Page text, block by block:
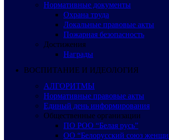
Нормативные документы
Охрана труда
Локальные правовые акты
Пожарная безопасность
Достижения
Награды
ВОСПИТАНИЕ И ИДЕОЛОГИЯ
АЛГОРИТМЫ
Нормативные правовые акты
Единый день информирования
Общественные организации
ПО РОО “Белая русь”
ОО “Белорусский союз